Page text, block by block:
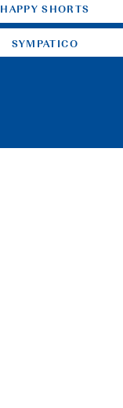
HAPPY SHORTS
SYMPATICO